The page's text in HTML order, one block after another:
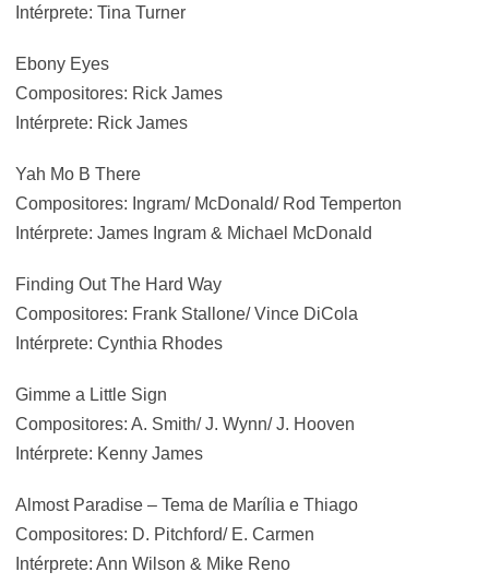
Intérprete: Tina Turner
Ebony Eyes
Compositores: Rick James
Intérprete: Rick James
Yah Mo B There
Compositores: Ingram/ McDonald/ Rod Temperton
Intérprete: James Ingram & Michael McDonald
Finding Out The Hard Way
Compositores: Frank Stallone/ Vince DiCola
Intérprete: Cynthia Rhodes
Gimme a Little Sign
Compositores: A. Smith/ J. Wynn/ J. Hooven
Intérprete: Kenny James
Almost Paradise – Tema de Marília e Thiago
Compositores: D. Pitchford/ E. Carmen
Intérprete: Ann Wilson & Mike Reno